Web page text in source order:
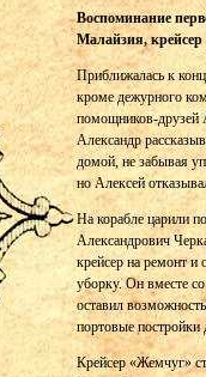
Воспоминание
Малайзия,
Приближалась к
кроме дежурного
помощников-друзей
Александр
домой, не забывая
но Алексей
На корабле царили
Александрович
крейсер на ремонт
уборку. Он вместе
оставил
портовые постройки
Крейсер «Жемчуг»